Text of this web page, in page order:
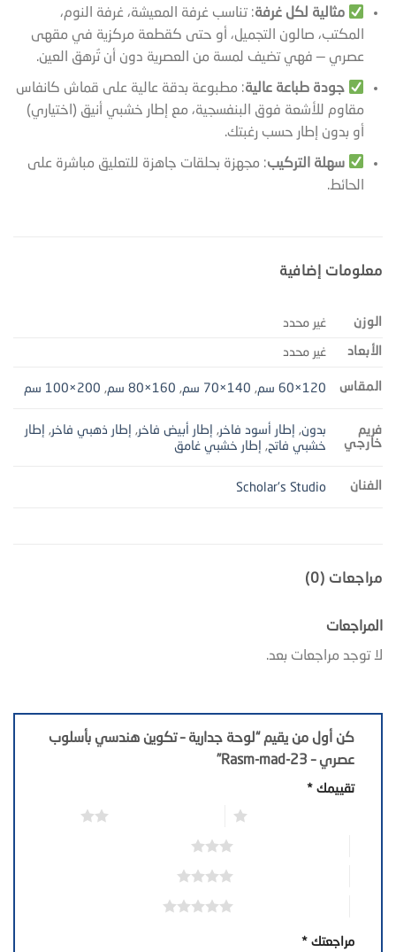
مثالية لكل غرفة: تناسب غرفة المعيشة، غرفة النوم،
المكتب، صالون التجميل، أو حتى كقطعة مركزية في مقهى
عصري — فهي تضيف لمسة من العصرية دون أن تُرهق العين.
جودة طباعة عالية: مطبوعة بدقة عالية على قماش كانفاس
مقاوم للأشعة فوق البنفسجية، مع إطار خشبي أنيق (اختياري)
أو بدون إطار حسب رغبتك.
سهلة التركيب: مجهزة بحلقات جاهزة للتعليق مباشرة على
الحائط.
معلومات إضافية
الوزن غير محدد
الأبعاد غير محدد
المقاس 120×60 سم , 140×70 سم , 160×80 سم , 200×100 سم
فريم
خارجي
بدون, إطار أسود فاخر, إطار أبيض فاخر, إطار ذهبي فاخر,
إطار
خشبي فاتح, إطار خشبي غامق
الفنان Scholar's Studio
مراجعات (0)
المراجعات
لا توجد مراجعات بعد.
كن أول من يقيم “لوحة جدارية – تكوين هندسي بأسلوب
عصري – Rasm-mad-23”
تقييمك *
مراجعتك *